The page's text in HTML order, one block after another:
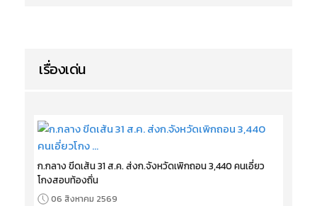
เรื่องเด่น
ก.กลาง ขีดเส้น 31 ส.ค. ส่งก.จังหวัดเพิกถอน 3,440 คนเอี่ยว
โกงสอบท้องถิ่น
06 สิงหาคม 2569